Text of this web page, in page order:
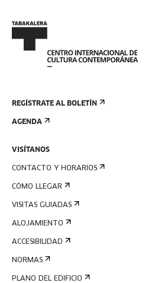
REGÍSTRATE AL BOLETÍN
AGENDA
VISÍTANOS
CONTACTO Y HORARIOS
CÓMO LLEGAR
VISITAS GUIADAS
ALOJAMIENTO
ACCESIBILIDAD
NORMAS
PLANO DEL EDIFICIO